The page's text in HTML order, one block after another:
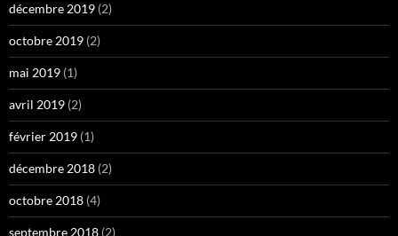
décembre 2019 (2)
octobre 2019 (2)
mai 2019 (1)
avril 2019 (2)
février 2019 (1)
décembre 2018 (2)
octobre 2018 (4)
septembre 2018 (2)